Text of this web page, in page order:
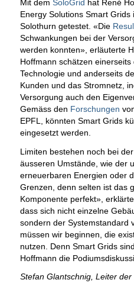
Mit dem SoloGrid hat René
Energy Solutions Smart Grids
Solothurn getestet. «Die
Schwankungen bei der
werden konnten», erläuterte
Hoffmann schätzen
Technologie und anderseits
Kunden und das Stromnetz,
Versorgung auch den
Gemäss den Forschungen
EPFL, könnten Smart Grids
eingesetzt werden.
Limiten bestehen noch bei
äusseren Umstände, wie der
erneuerbaren Energien oder
Grenzen, denn selten ist das
Komponente perfekt»,
dass sich nicht einzelne
sondern der Systemstandard
müssen wir beginnen, die
nutzen. Denn Smart Grids
Hoffmann die
Stefan Glantschnig, Leiter